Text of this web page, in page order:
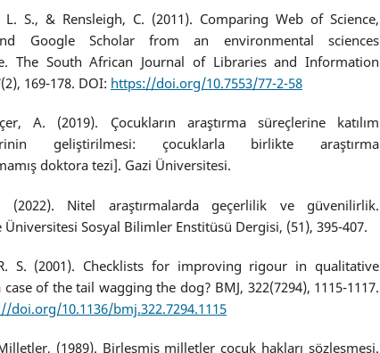
L. S., & Rensleigh, C. (2011). Comparing Web of Science,
Google Scholar from an environmental sciences
The South African Journal of Libraries and Information
169-178. DOI: https://doi.org/10.7553/77-2-58
A. (2019). Çocukların araştırma süreçlerine katılım
geliştirilmesi: çocuklarla birlikte araştırma
doktora tezi]. Gazi Üniversitesi.
(2022). Nitel araştırmalarda geçerlilik ve güvenilirlik.
Üniversitesi Sosyal Bilimler Enstitüsü Dergisi, (51), 395-407.
S. (2001). Checklists for improving rigour in qualitative
case of the tail wagging the dog? BMJ, 322(7294), 1115-1117.
doi.org/10.1136/bmj.322.7294.1115
(1989). Birleşmiş milletler çocuk hakları sözleşmesi.